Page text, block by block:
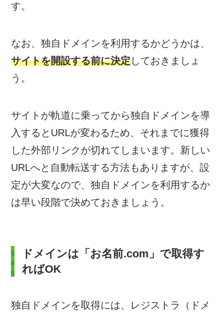
す。
なお、独自ドメインを利用するかどうかは、
サイトを開設する前に決定しておきましょ
う。
サイトが軌道に乗ってから独自ドメインを導
入するとURLが変わるため、それまでに獲得
した外部リンクが切れてしまいます。新しい
URLへと自動転送する方法もありますが、設
定が大変なので、独自ドメインを利用するか
は早い段階で決めておきましょう。
ドメインは「お名前.com」で取得す
ればOK
独自ドメインを取得には、レジストラ（ドメ